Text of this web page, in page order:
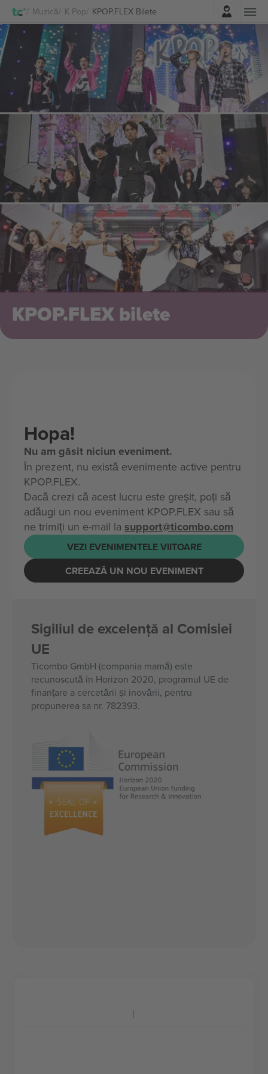
Muzică K Pop KPOP.FLEX BileteAutentificare
KPOP.FLEX bilete
Hopa!
Nu am găsit niciun eveniment.
În prezent, nu există evenimente active pentru
KPOP.FLEX.
Dacă crezi că acest lucru este greșit, poți să
adăugi un nou eveniment KPOP.FLEX sau să
ne trimiți un e-mail la support@ticombo.com
VEZI EVENIMENTELE VIITOARE
CREEAZĂ UN NOU EVENIMENT
Sigiliul de excelență al Comisiei
UE
Ticombo GmbH (compania mamă) este
recunoscută în Horizon 2020, programul UE de
finanțare a cercetării și inovării, pentru
propunerea sa nr. 782393.